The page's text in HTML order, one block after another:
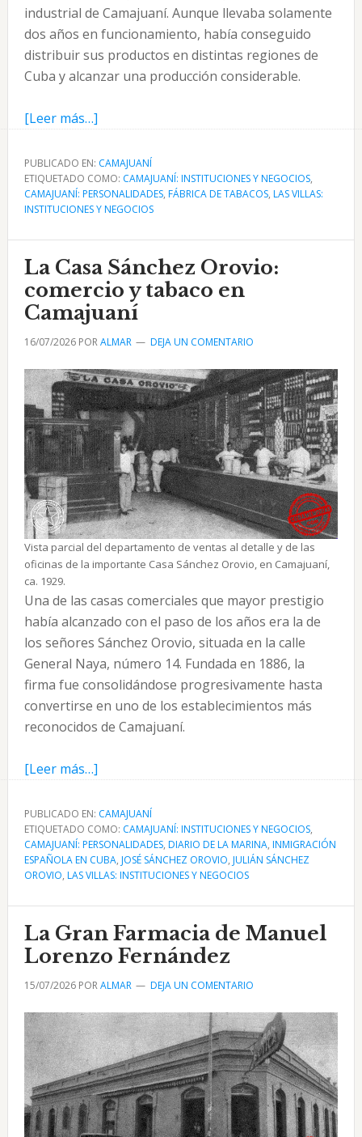
industrial de Camajuaní. Aunque llevaba solamente
dos años en funcionamiento, había conseguido
distribuir sus productos en distintas regiones de
Cuba y alcanzar una producción considerable.
[Leer más…]acerca
La
gran
fábrica
tabacos
Peñate
en
Camajuaní
PUBLICADO EN: CAMAJUANÍ
ETIQUETADO COMO: CAMAJUANÍ: INSTITUCIONES Y NEGOCIOS,
CAMAJUANÍ: PERSONALIDADES, FÁBRICA DE TABACOS, LAS VILLAS:
INSTITUCIONES Y NEGOCIOS
La Casa Sánchez Orovio:
comercio y tabaco en
Camajuaní
16/07/2026PORALMAR DEJA UN COMENTARIO
Vista parcial del departamento de ventas al detalle y de las
oficinas de la importante Casa Sánchez Orovio, en Camajuaní,
ca. 1929.
Una de las casas comerciales que mayor prestigio
había alcanzado con el paso de los años era la de
los señores Sánchez Orovio, situada en la calle
General Naya, número 14. Fundada en 1886, la
firma fue consolidándose progresivamente hasta
convertirse en uno de los establecimientos más
reconocidos de Camajuaní.
[Leer más…]acerca
La
Casa
Sánchez
Orovio:
tabaco
en
Camajuaní
PUBLICADO EN: CAMAJUANÍ
ETIQUETADO COMO: CAMAJUANÍ: INSTITUCIONES Y NEGOCIOS,
CAMAJUANÍ: PERSONALIDADES, DIARIO DE LA MARINA, INMIGRACIÓN
ESPAÑOLA EN CUBA, JOSÉ SÁNCHEZ OROVIO, JULIÁN SÁNCHEZ
OROVIO, LAS VILLAS: INSTITUCIONES Y NEGOCIOS
La Gran Farmacia de Manuel
Lorenzo Fernández
15/07/2026PORALMAR DEJA UN COMENTARIO